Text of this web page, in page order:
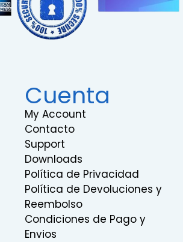
Cuenta
My Account
Contacto
Support
Downloads
Política de Privacidad
Política de Devoluciones y
Reembolso
Condiciones de Pago y
Envios